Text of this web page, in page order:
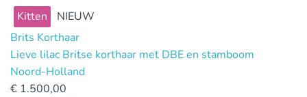
Kitten
NIEUW
Brits Korthaar
Lieve lilac Britse korthaar met DBE en stamboom
Noord-Holland
€ 1.500,00